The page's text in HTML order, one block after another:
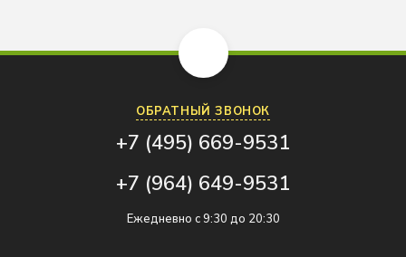
ОБРАТНЫЙ ЗВОНОК
+7 (495) 669-9531
+7 (964) 649-9531
Ежедневно с 9:30 до 20:30